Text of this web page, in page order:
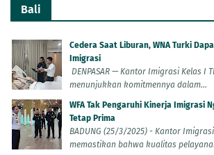
Bali
Cedera Saat Liburan, WNA Turki
Imigrasi
DENPASAR — Kantor Imigrasi Kelas I
menunjukkan komitmennya dalam...
WFA Tak Pengaruhi Kinerja Imigrasi
Tetap Prima
BADUNG (25/3/2025) - Kantor
memastikan bahwa kualitas